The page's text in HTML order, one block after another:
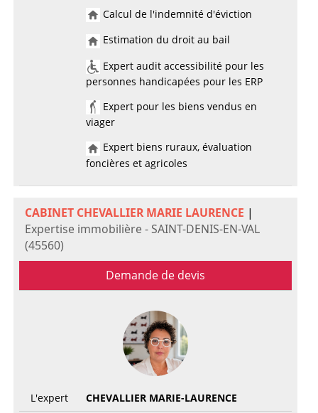
Calcul de l'indemnité d'éviction
Estimation du droit au bail
Expert audit accessibilité pour les
personnes handicapées pour les ERP
Expert pour les biens vendus en
viager
Expert biens ruraux, évaluation
foncières et agricoles
CABINET CHEVALLIER MARIE LAURENCE |
Expertise immobilière - SAINT-DENIS-EN-VAL
(45560)
Demande de devis
L'expert
CHEVALLIER MARIE-LAURENCE